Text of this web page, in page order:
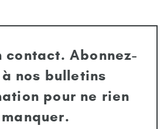
contact. Abonnez-
nos bulletins
pour ne rien
manquer.